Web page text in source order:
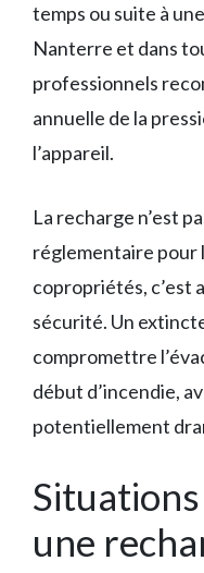
temps ou suite à
Nanterre et dans
professionnels
annuelle de la
l’appareil.
La recharge n’est
réglementaire pour
copropriétés, c’est
sécurité. Un
compromettre
début d’incendie,
potentiellement
une